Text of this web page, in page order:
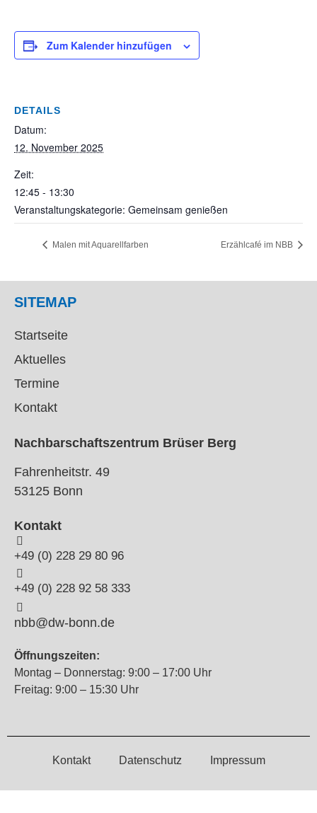
Zum Kalender hinzufügen
DETAILS
Datum:
12. November 2025
Zeit:
12:45 - 13:30
Veranstaltungskategorie: Gemeinsam genießen
Malen mit Aquarellfarben Erzählcafé im NBB
SITEMAP
Startseite
Aktuelles
Termine
Kontakt
Nachbarschaftszentrum Brüser Berg
Fahrenheitstr. 49
53125 Bonn
Kontakt
+49 (0) 228 29 80 96
+49 (0) 228 92 58 333
nbb@dw-bonn.de
Öffnungszeiten:
Montag – Donnerstag: 9:00 – 17:00 Uhr
Freitag: 9:00 – 15:30 Uhr
Kontakt Datenschutz Impressum